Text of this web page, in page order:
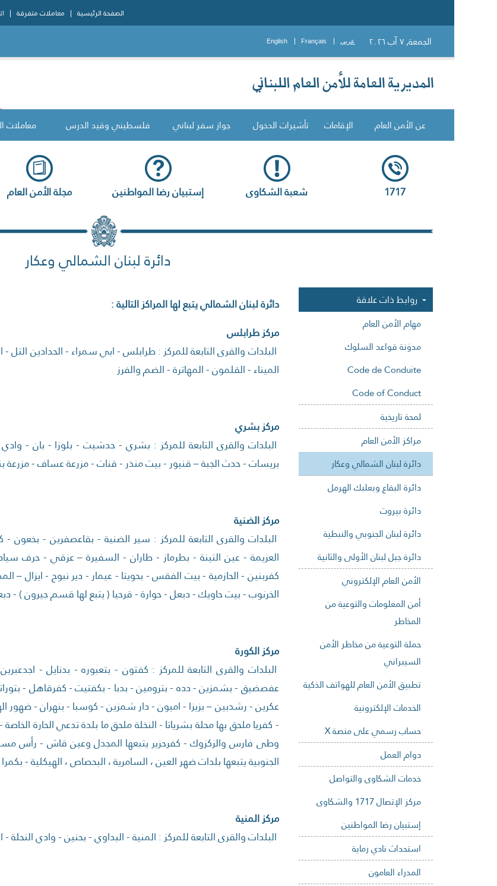
الصفحة الرئيسية معاملات متفرقة
الجمعة, ٧ آب ٢٠٢٦ عربي Français
English
عن الأمن العام الإقامات تأشيرات الدخول جواز سفر لبناني فلسطيني وقيد الدرس معاملات
1717 شعبة الشكاوى إستبيان رضا المواطنين مجلة الأمن العام
دائرة لبنان الشمالي وعكار
روابط ذات علاقة
مهام الأمن العام
مدوَنة قواعد السلوك
Code de Conduite
Code of Conduct
لمحة تاريخية
مراكز الأمن العام
دائرة لبنان الشمالي وعكار
دائرة البقاع وبعلبك الهرمل
دائرة بيروت
دائرة لبنان الجنوبي والنبطية
دائرة جبل لبنان الأولى والثانية
الأمن العام الإلكتروني
أمن المعلومات والتوعية من
المخاطر
حملة التوعية من مخاطر الأمن
السيبراني
تطبيق الأمن العام للهواتف الذكية
الخدمات الإلكترونية
حساب رسمي على منصة X
دوام العمل
خدمات الشكاوى والتواصل
مركز الإتصال 1717 والشكاوى
إستبيان رضا المواطنين
استحداث نادي رماية
المدراء العامون
دائرة لبنان الشمالي يتبع لها المراكز التالية :
مركز طرابلس
البلدات والقرى التابعة للمركز : طرابلس - ابي سمراء - الحدادين التل
الميناء - القلمون - المهاترة - الضم والفرز
مركز بشري
البلدات والقرى التابعة للمركز : بشري - حدشيت - بلوزا - بان -
بريسات - حدث الجبة – قنيور - بيت منذر - قنات - مزرعة عساف - مزرعة
مركز الضنية
البلدات والقرى التابعة للمركز : سير الضنية - بقاعصفرين -
العزيمة - عين التينة - بطرماز - طاران - السفيرة – عزقي - حرف
كفربنين - الحازمية - بيت الفقس - بحويتا - عيمار - دير نبوح - ايزال
الخرنوب - بيت حاويك - دبعل - حوارة - قرحيا ( يتبع لها قسم جيرون ) -
مركز الكورة
البلدات والقرى التابعة للمركز : كفتون - بتعبوره - بدنايل -
عفصضيق - بشمزين - دده - بترومين - بدبا - بكفتيت - كفرقاهل -
عكرين - رشدبين – بزيزا - اميون - دار شمزين - كوسبا - بنهران - ضهور
- كفريا ملحق بها محلة بشرياتا - النخلة ملحق ما بلدة تدعي الحارة
وطى فارس والزكزوك - كفرحزير يتبعها المجدل وعين قاش -
الجنوبية يتبعها بلدات ضهر العين ، السامرية ، البحصاص ، الهيكلية -
مركز المنية
البلدات والقرى التابعة للمركز : المنية - البداوي - بحنين - وادي